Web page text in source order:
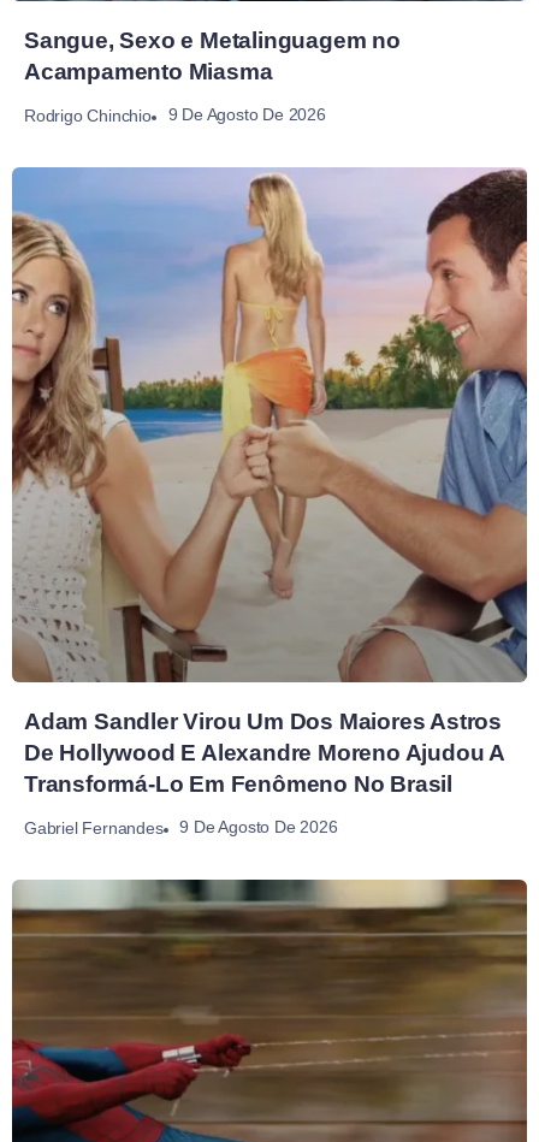
Sangue, Sexo e Metalinguagem no
Acampamento Miasma
Rodrigo Chinchio 9 De Agosto De 2026
Adam Sandler Virou Um Dos Maiores Astros
De Hollywood E Alexandre Moreno Ajudou A
Transformá-Lo Em Fenômeno No Brasil
Gabriel Fernandes 9 De Agosto De 2026